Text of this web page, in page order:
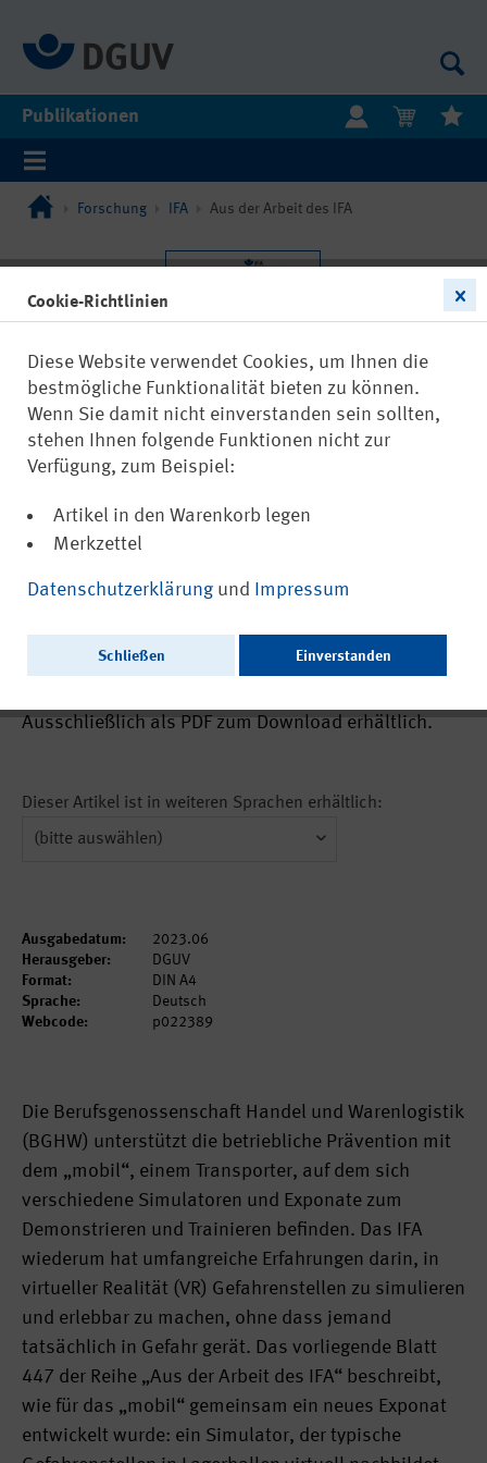
Publikationen
Forschung IFA Aus der Arbeit des IFA
Sturzgefahren sensibilisieren (Aus der
Arbeit des IFA Nr. 0448)
Ausschließlich als PDF zum Download erhältlich.
Dieser Artikel ist in weiteren Sprachen erhältlich:
Ausgabedatum:
2023.06
Herausgeber:
DGUV
Format:
DIN A4
Sprache:
Deutsch
Webcode:
p022389
Die Berufsgenossenschaft Handel und Warenlogistik
(BGHW) unterstützt die betriebliche Prävention mit
dem „mobil“, einem Transporter, auf dem sich
verschiedene Simulatoren und Exponate zum
Demonstrieren und Trainieren befinden. Das IFA
wiederum hat umfangreiche Erfahrungen darin, in
virtueller Realität (VR) Gefahrenstellen zu simulieren
und erlebbar zu machen, ohne dass jemand
tatsächlich in Gefahr gerät. Das vorliegende Blatt
447 der Reihe „Aus der Arbeit des IFA“ beschreibt,
wie für das „mobil“ gemeinsam ein neues Exponat
entwickelt wurde: ein Simulator, der typische
Cookie-Richtlinien
Diese Website verwendet Cookies, um Ihnen die
bestmögliche Funktionalität bieten zu können.
Wenn Sie damit nicht einverstanden sein sollten,
stehen Ihnen folgende Funktionen nicht zur
Verfügung, zum Beispiel:
Artikel in den Warenkorb legen
Merkzettel
Datenschutzerklärung und Impressum
Schließen Einverstanden